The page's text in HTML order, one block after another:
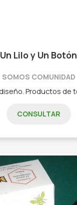
Un Lilo y Un Botón
SOMOS COMUNIDAD
CONSULTAR